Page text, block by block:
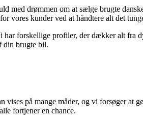
med drømmen om at sælge brugte
vores kunder ved at håndtere alt det
forskellige profiler, der dækker alt
din brugte bil.
på mange måder, og vi forsøger
fortjener en chance.